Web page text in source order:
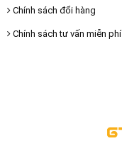
Chính sách đổi hàng
Chính sách tư vấn miễn phí